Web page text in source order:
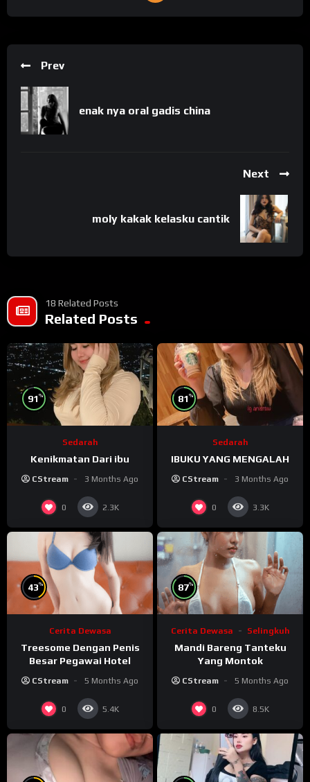
Prev
enak nya oral gadis china
Next
moly kakak kelasku cantik
18 Related Posts
Related Posts
91 %
Sedarah
Kenikmatan Dari ibu
CStream 3 Months Ago
0 2.3K
81 %
Sedarah
IBUKU YANG MENGALAH
CStream 3 Months Ago
0 3.3K
43%
Cerita Dewasa
Treesome Dengan Penis
Besar Pegawai Hotel
CStream 5 Months Ago
0 5.4K
87%
Cerita Dewasa Selingkuh
Mandi Bareng Tanteku
Yang Montok
CStream 5 Months Ago
0 8.5K